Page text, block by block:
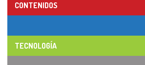
CONTENIDOS
TECNOLOGÍA